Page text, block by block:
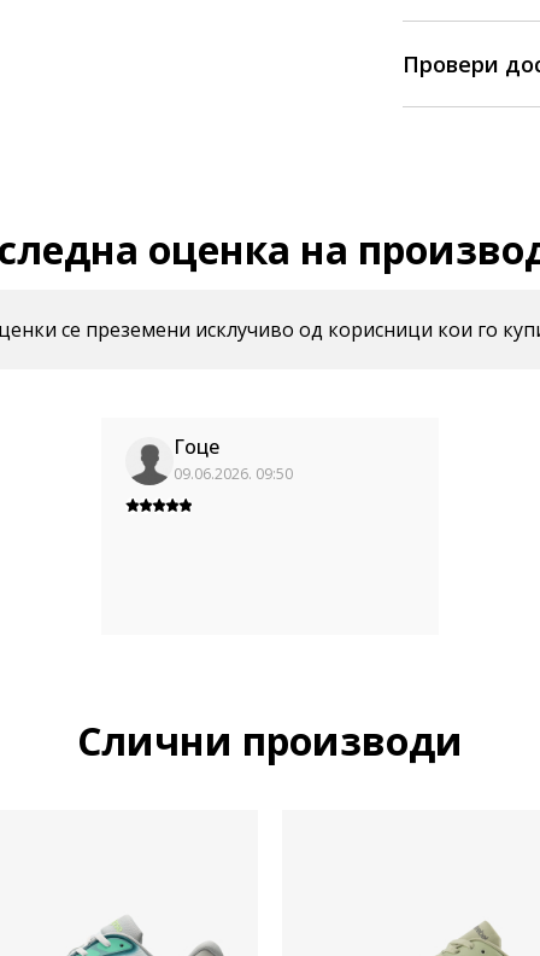
Провери
оценка на
се преземени исклучиво од корисници кои го
Гоце
09.06.2026. 09:50
Слични производи